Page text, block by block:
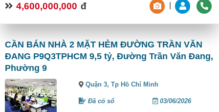
4,600,000,000 đ
CẦN BÁN NHÀ 2 MẶT HẺM ĐƯỜNG TRẦN VĂN
ĐANG P9Q3TPHCM 9,5 tỷ, Đường Trần Văn Đang,
Phường 9
Quận 3,Tp Hồ Chí Minh
Đã có sổ 03/06/2026